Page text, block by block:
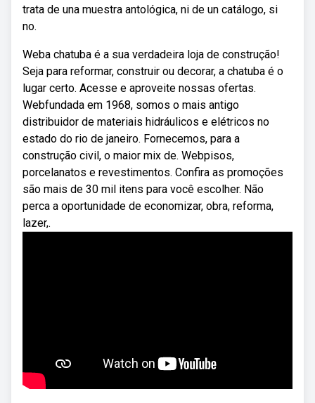
trata de una muestra antológica, ni de un catálogo, si
no.
Weba chatuba é a sua verdadeira loja de construção!
Seja para reformar, construir ou decorar, a chatuba é o
lugar certo. Acesse e aproveite nossas ofertas.
Webfundada em 1968, somos o mais antigo
distribuidor de materiais hidráulicos e elétricos no
estado do rio de janeiro. Fornecemos, para a
construção civil, o maior mix de. Webpisos,
porcelanatos e revestimentos. Confira as promoções
são mais de 30 mil itens para você escolher. Não
perca a oportunidade de economizar, obra, reforma,
lazer,.